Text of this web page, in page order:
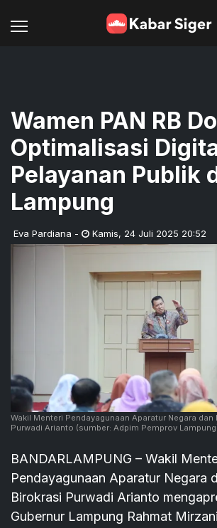
Wamen PAN RB
Optimalisasi
Pelayanan Publik
Lampung
Eva Pardiana - Kamis, 24 Juli 2025 20:52
Wakil Menteri Pendayagunaan Aparatur Negara
Purwadi Arianto (sumber: Adpim Pemprov
BANDARLAMPUNG – Wakil
Pendayagunaan Aparatur Negara
Birokrasi Purwadi Arianto
Gubernur Lampung Rahmat